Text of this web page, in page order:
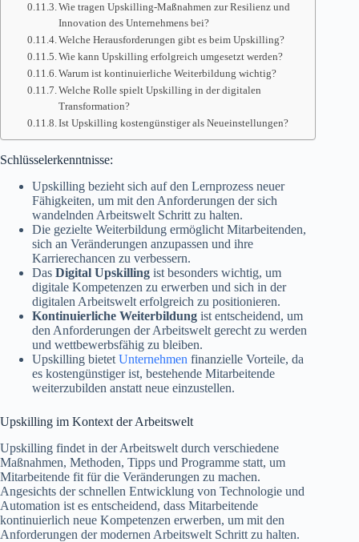
Wie tragen Upskilling-Maßnahmen zur Resilienz und
Innovation des Unternehmens bei?
Welche Herausforderungen gibt es beim Upskilling?
Wie kann Upskilling erfolgreich umgesetzt werden?
Warum ist kontinuierliche Weiterbildung wichtig?
Welche Rolle spielt Upskilling in der digitalen
Transformation?
Ist Upskilling kostengünstiger als Neueinstellungen?
Schlüsselerkenntnisse:
Upskilling bezieht sich auf den Lernprozess neuer
Fähigkeiten, um mit den Anforderungen der sich
wandelnden Arbeitswelt Schritt zu halten.
Die gezielte Weiterbildung ermöglicht Mitarbeitenden,
sich an Veränderungen anzupassen und ihre
Karrierechancen zu verbessern.
Das Digital Upskilling ist besonders wichtig, um
digitale Kompetenzen zu erwerben und sich in der
digitalen Arbeitswelt erfolgreich zu positionieren.
Kontinuierliche Weiterbildung ist entscheidend, um
den Anforderungen der Arbeitswelt gerecht zu werden
und wettbewerbsfähig zu bleiben.
Upskilling bietet Unternehmen finanzielle Vorteile, da
es kostengünstiger ist, bestehende Mitarbeitende
weiterzubilden anstatt neue einzustellen.
Upskilling im Kontext der Arbeitswelt
Upskilling findet in der Arbeitswelt durch verschiedene
Maßnahmen, Methoden, Tipps und Programme statt, um
Mitarbeitende fit für die Veränderungen zu machen.
Angesichts der schnellen Entwicklung von Technologie und
Automation ist es entscheidend, dass Mitarbeitende
kontinuierlich neue Kompetenzen erwerben, um mit den
Anforderungen der modernen Arbeitswelt Schritt zu halten.